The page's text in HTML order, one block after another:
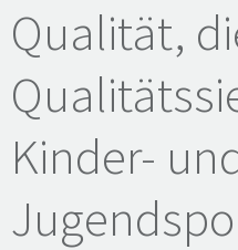
Qualität,
Kinder-